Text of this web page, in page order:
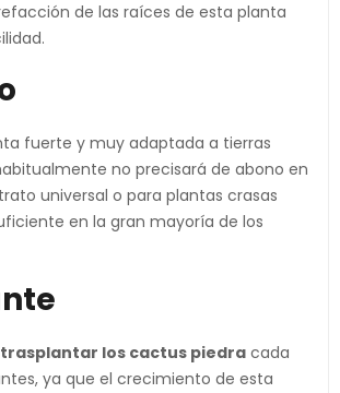
de las raíces de esta planta
fuerte y muy adaptada a tierras
no precisará de abono en
universal o para plantas crasas
en la gran mayoría de los
trasplantar los cactus piedra cada
ya que el crecimiento de esta